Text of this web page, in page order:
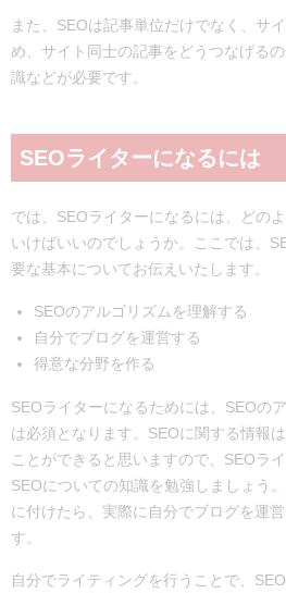
また、SEOは記事単位だけでなく、サ
め、サイト同士の記事をどうつなげる
識などが必要です。
SEOライターになるには
では、SEOライターになるには、どの
いけばいいのでしょうか。ここでは、
要な基本についてお伝えいたします。
SEOのアルゴリズムを理解する
自分でブログを運営する
得意な分野を作る
SEOライターになるためには、SEOの
は必須となります。SEOに関する情報
ことができると思いますので、SEOラ
SEOについての知識を勉強しましょう
に付けたら、実際に自分でブログを運
す。
自分でライティングを行うことで、